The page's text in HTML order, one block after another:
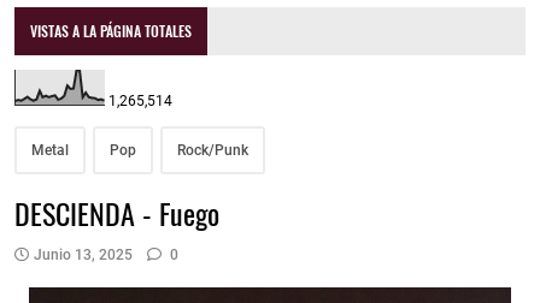
VISTAS A LA PÁGINA TOTALES
1,265,514
Metal Pop Rock/Punk
DESCIENDA - Fuego
Junio 13, 2025 0